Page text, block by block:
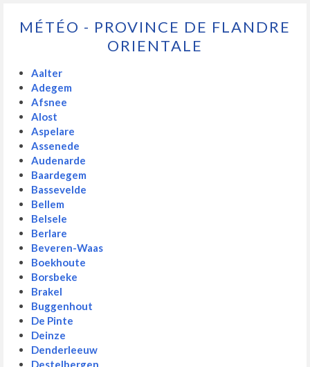
MÉTÉO - PROVINCE DE FLANDRE
ORIENTALE
Aalter
Adegem
Afsnee
Alost
Aspelare
Assenede
Audenarde
Baardegem
Bassevelde
Bellem
Belsele
Berlare
Beveren-Waas
Boekhoute
Borsbeke
Brakel
Buggenhout
De Pinte
Deinze
Denderleeuw
Destelbergen